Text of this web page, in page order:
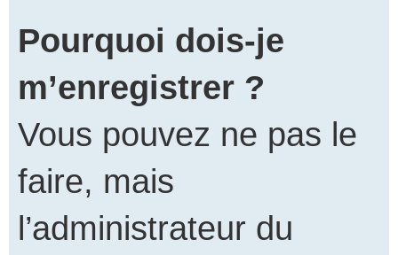
Pourquoi dois-je
m’enregistrer ?
Vous pouvez ne pas le
faire, mais
l’administrateur du